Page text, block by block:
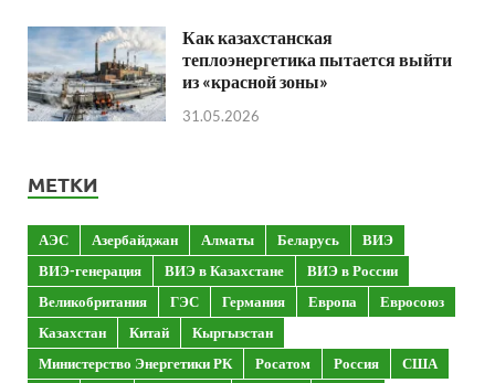
Как казахстанская
теплоэнергетика пытается выйти
из «красной зоны»
31.05.2026
МЕТКИ
АЭС Азербайджан Алматы Беларусь
ВИЭ
ВИЭ-генерация
ВИЭ в Казахстане
ВИЭ в России
Великобритания
ГЭС Германия Европа
Евросоюз
Казахстан
Китай
Кыргызстан
Министерство Энергетики РК
Росатом Россия
США